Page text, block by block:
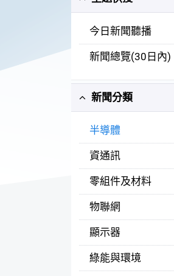
今日新聞聽播
新聞總覽(30日內)
新聞分類
半導體
資通訊
零組件及材料
物聯網
顯示器
綠能與環境